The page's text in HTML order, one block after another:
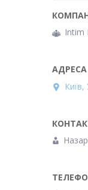
Intim
Київ,
Назар